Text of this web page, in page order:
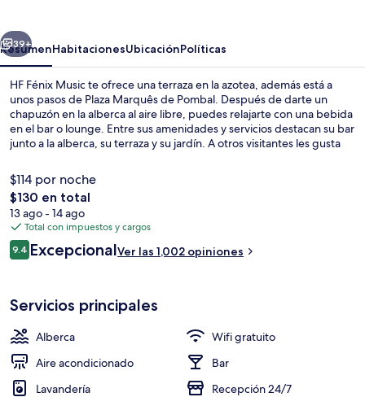
Siguiente
39+
ResumenHabitacionesUbicaciónPolíticas
HF Fénix Music te ofrece una terraza en la azotea, además está a
unos pasos de Plaza Marquês de Pombal. Después de darte un
chapuzón en la alberca al aire libre, puedes relajarte con una bebida
en el bar o lounge. Entre sus amenidades y servicios destacan su bar
junto a la alberca, su terraza y su jardín. A otros visitantes les gusta
transporte público: Estación de metro Marquês de Pombal está a
unos pasos y Parada de tranvía y autobús de Rua Conselheiro
Fernando Sousa está a 9 minutos.
$114 por noche
El
precio
total
es
de
$130 en total
13 ago - 14 ago
Total con impuestos y cargos
Opiniones
9.49.4 de 10,
ExcepcionalVer las 1,002 opiniones
Servicios principales
Alberca
Wifi gratuito
Aire acondicionado
Bar
Lavandería
Recepción 24/7